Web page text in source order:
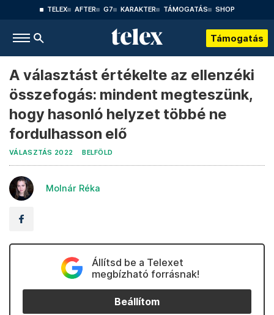
TELEX AFTER G7 KARAKTER TÁMOGATÁS SHOP
Támogatás
A választást értékelte az ellenzéki
összefogás: mindent megteszünk,
hogy hasonló helyzet többé ne
fordulhasson elő
VÁLASZTÁS 2022 BELFÖLD
Molnár Réka
Állítsd be a Telexet
megbízható forrásnak!
Beállítom